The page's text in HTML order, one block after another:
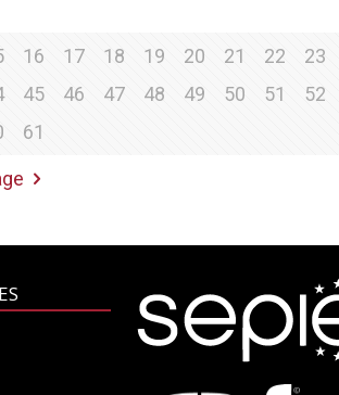
16 17 18 19 20 21 22 23
45 46 47 48 49 50 51 52
61